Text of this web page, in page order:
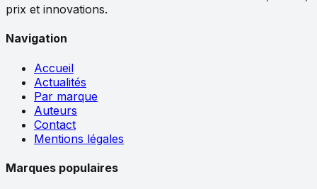
prix et innovations.
Navigation
Accueil
Actualités
Par marque
Auteurs
Contact
Mentions légales
Marques populaires